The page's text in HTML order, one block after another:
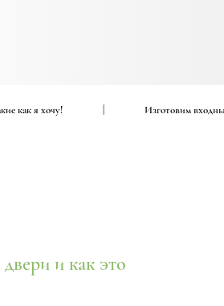
как я хочу! Изготовим входные
и как это